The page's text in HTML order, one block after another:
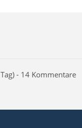
- 14 Kommentare